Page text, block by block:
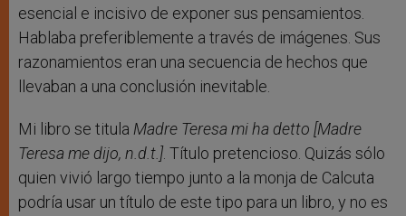
esencial e incisivo de exponer sus pensamientos.
Hablaba preferiblemente a través de imágenes. Sus
razonamientos eran una secuencia de hechos que
llevaban a una conclusión inevitable.
Mi libro se titula Madre Teresa mi ha detto [Madre
Teresa me dijo, n.d.t.]. Título pretencioso. Quizás sólo
quien vivió largo tiempo junto a la monja de Calcuta
podría usar un título de este tipo para un libro, y no es